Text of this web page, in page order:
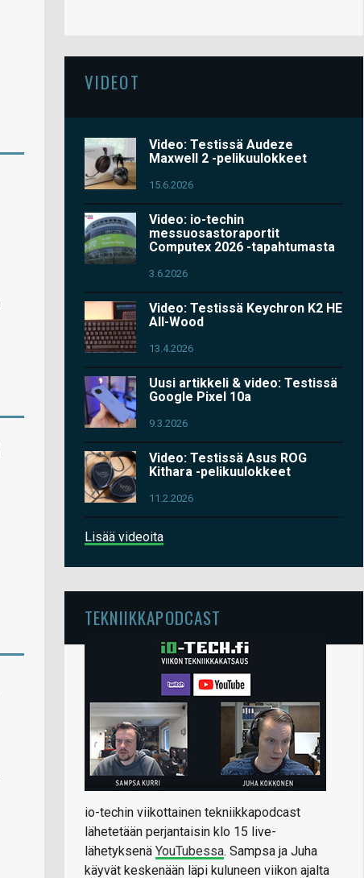
VIDEOT
Video: Testissä Audeze
Maxwell 2 -pelikuulokkeet
15.6.2026
Video: io-techin
messuosastoraportit
Computex 2026 -tapahtumasta
3.6.2026
Video: Testissä Keychron K2 HE
All-Wood
13.4.2026
Uusi artikkeli & video: Testissä
Google Pixel 10a
9.3.2026
Video: Testissä Asus ROG
Kithara -pelikuulokkeet
11.2.2026
Lisää videoita
TEKNIIKKAPODCAST
io-techin viikottainen tekniikkapodcast
lähetetään perjantaisin klo 15 live-
lähetyksenä YouTubessa. Sampsa ja Juha
käyvät keskenään läpi kuluneen viikon ajalta